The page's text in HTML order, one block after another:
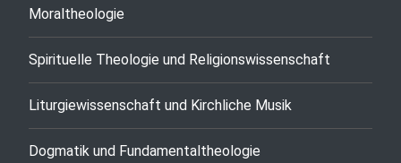
Moraltheologie
Spirituelle Theologie und Religionswissenschaft
Liturgiewissenschaft und Kirchliche Musik
Dogmatik und Fundamentaltheologie